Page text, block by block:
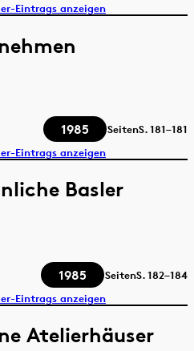
Eintrags anzeigen
1985 SeitenS.181–181
Eintrags anzeigen
Basler
1985 SeitenS.182–184
Eintrags anzeigen
Atelierhäuser